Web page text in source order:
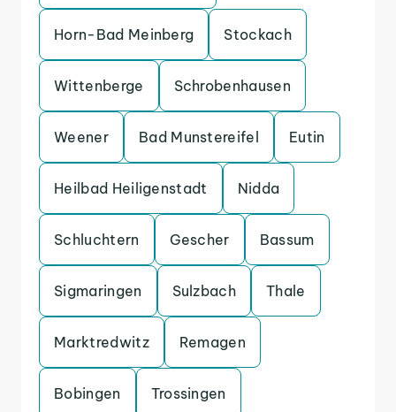
Horn-Bad Meinberg Stockach
Wittenberge Schrobenhausen
Weener Bad Munstereifel Eutin
Heilbad Heiligenstadt Nidda
Schluchtern Gescher Bassum
Sigmaringen Sulzbach Thale
Marktredwitz Remagen
Bobingen Trossingen